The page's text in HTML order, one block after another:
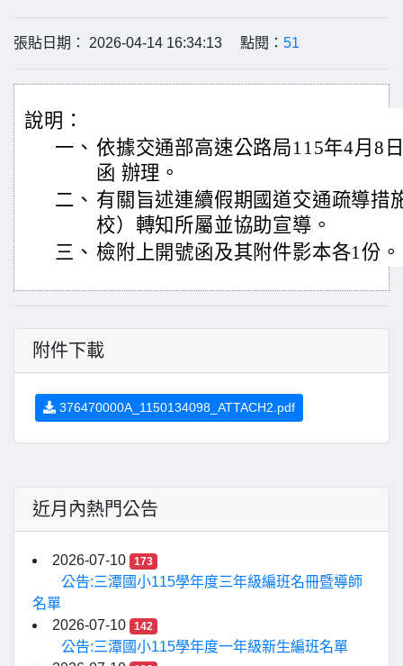
張貼日期： 2026-04-14 16:34:13 點閱： 51
說明：
一、 依據交通部高速公路局115年4月8
函 辦理。
二、 有關旨述連續假期國道交通疏導措
校）轉知所屬並協助宣導。
三、 檢附上開號函及其附件影本各1份。
附件下載
376470000A_1150134098_ATTACH2.pdf
近月內熱門公告
2026-07-10 173
公告:三潭國小115學年度三年級編班名冊暨導師
名單
2026-07-10
142
公告:三潭國小115學年度一年級新生編班名單